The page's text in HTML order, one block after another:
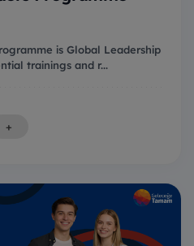
is Global Leadership
trainings and r...
+